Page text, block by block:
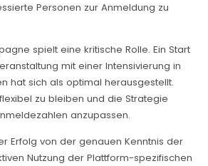
Personen zur Anmeldung zu
spielt eine kritische Rolle. Ein Start
mit einer Intensivierung in
hat sich als optimal herausgestellt.
zu bleiben und die Strategie
anzupassen.
Erfolg von der genauen Kenntnis der
Nutzung der Plattform-spezifischen